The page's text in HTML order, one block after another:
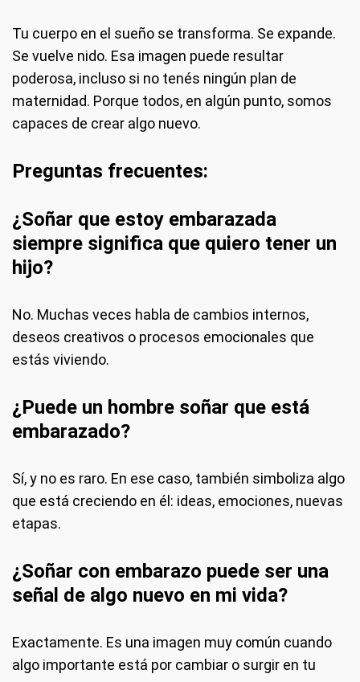
Tu cuerpo en el sueño se transforma. Se expande.
Se vuelve nido. Esa imagen puede resultar
poderosa, incluso si no tenés ningún plan de
maternidad. Porque todos, en algún punto, somos
capaces de crear algo nuevo.
Preguntas frecuentes:
¿Soñar que estoy embarazada
siempre significa que quiero tener un
hijo?
No. Muchas veces habla de cambios internos,
deseos creativos o procesos emocionales que
estás viviendo.
¿Puede un hombre soñar que está
embarazado?
Sí, y no es raro. En ese caso, también simboliza algo
que está creciendo en él: ideas, emociones, nuevas
etapas.
¿Soñar con embarazo puede ser una
señal de algo nuevo en mi vida?
Exactamente. Es una imagen muy común cuando
algo importante está por cambiar o surgir en tu